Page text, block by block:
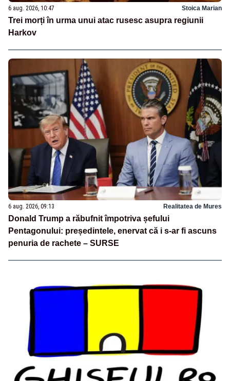
6 aug. 2026, 10:47 Stoica Marian
Trei morți în urma unui atac rusesc asupra regiunii
Harkov
6 aug. 2026, 09:13 Realitatea de Mures
Donald Trump a răbufnit împotriva șefului
Pentagonului: președintele, enervat că i s-ar fi ascuns
penuria de rachete – SURSE